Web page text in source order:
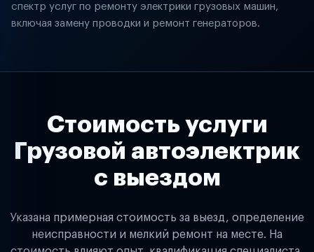
спектр услуг по ремонту электрики грузовых машин,
включая замену проводки и ремонт генераторов.
Стоимость услуги
Грузовой автоэлектрик
с выездом
Указана примерная стоимость за выезд, определение
неисправности и мелкий ремонт на месте. На